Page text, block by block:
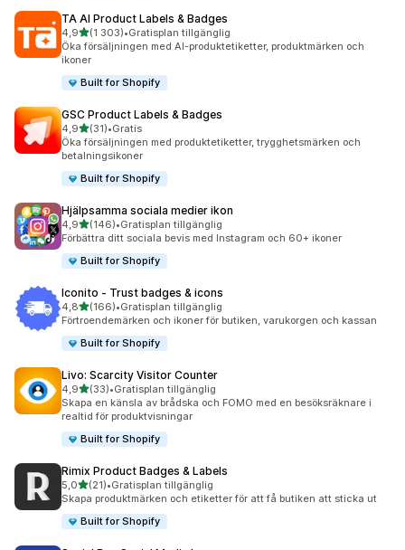
TA AI Product Labels & Badges
4,9av 5 stjärnor
(1 303)
1303 recensioner totalt
•Gratisplan tillgänglig
Öka försäljningen med AI-produktetiketter, produktmärken och
ikoner
Built for Shopify
GSC Product Labels & Badges
4,9av 5 stjärnor
(31)
31 recensioner totalt
•Gratis
Öka försäljningen med produktetiketter, trygghetsmärken och
betalningsikoner
Built for Shopify
Hjälpsamma sociala medier ikon
4,9av 5 stjärnor
(146)
146 recensioner totalt
•Gratisplan tillgänglig
Förbättra ditt sociala bevis med Instagram och 60+ ikoner
Built for Shopify
Iconito ‑ Trust badges & icons
4,8av 5 stjärnor
(166)
166 recensioner totalt
•Gratisplan tillgänglig
Förtroendemärken och ikoner för butiken, varukorgen och kassan
Built for Shopify
Livo: Scarcity Visitor Counter
4,9av 5 stjärnor
(33)
33 recensioner totalt
•Gratisplan tillgänglig
Skapa en känsla av brådska och FOMO med en besöksräknare i
realtid för produktvisningar
Built for Shopify
Rimix Product Badges & Labels
5,0av 5 stjärnor
(21)
21 recensioner totalt
•Gratisplan tillgänglig
Skapa produktmärken och etiketter för att få butiken att sticka ut
Built for Shopify